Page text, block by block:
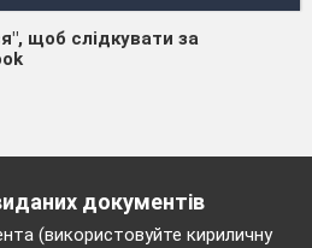
щоб слідкувати за
документів
(використовуйте кириличну